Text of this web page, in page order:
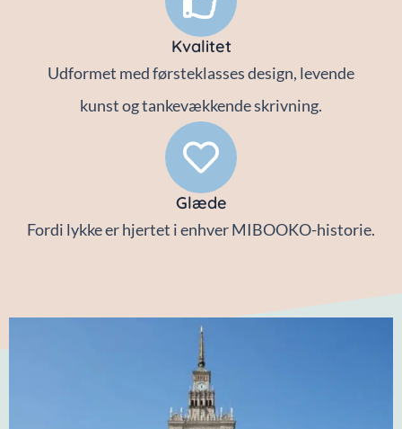
Kvalitet
Udformet med førsteklasses design, levende
kunst og tankevækkende skrivning.
Glæde
Fordi lykke er hjertet i enhver MIBOOKO-historie.